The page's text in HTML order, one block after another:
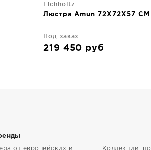
Eichholtz
Люстра Amun 72X72X57 CM
Под заказ
219 450 руб
от европейских и Коллекции,